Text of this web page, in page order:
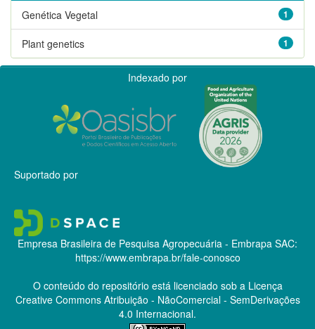
1
Genética Vegetal
1
Plant genetics
Indexado por
Suportado por
Empresa Brasileira de Pesquisa Agropecuária - Embrapa SAC:
https://www.embrapa.br/fale-conosco
O conteúdo do repositório está licenciado sob a Licença
Creative CommonsAtribuição - NãoComercial - SemDerivações
4.0 Internacional.